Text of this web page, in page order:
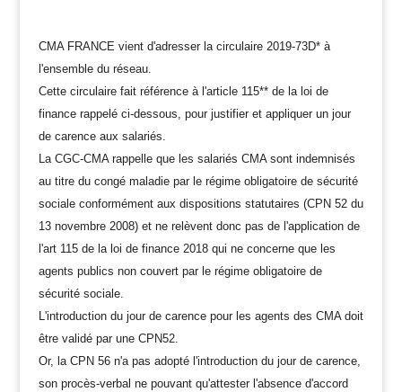
CMA FRANCE vient d'adresser la circulaire 2019-73D* à
l'ensemble du réseau.
Cette circulaire fait référence à l'article 115** de la loi de
finance rappelé ci-dessous, pour justifier et appliquer un jour
de carence aux salariés.
La CGC-CMA rappelle que les salariés CMA sont indemnisés
au titre du congé maladie par le régime obligatoire de sécurité
sociale conformément aux dispositions statutaires (CPN 52 du
13 novembre 2008) et ne relèvent donc pas de l'application de
l'art 115 de la loi de finance 2018 qui ne concerne que les
agents publics non couvert par le régime obligatoire de
sécurité sociale.
L'introduction du jour de carence pour les agents des CMA doit
être validé par une CPN52.
Or, la CPN 56 n'a pas adopté l'introduction du jour de carence,
son procès-verbal ne pouvant qu'attester l'absence d'accord